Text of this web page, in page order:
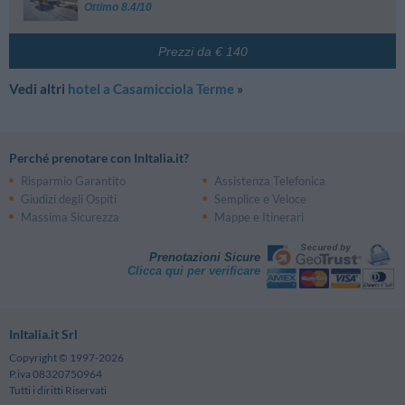
Ottimo 8.4/10
Prezzi da € 140
Vedi altri hotel a Casamicciola Terme »
Perché prenotare con InItalia.it?
Risparmio Garantito
Assistenza Telefonica
Giudizi degli Ospiti
Semplice e Veloce
Massima Sicurezza
Mappe e Itinerari
Prenotazioni Sicure
Clicca qui per verificare
InItalia.it Srl
Copyright © 1997-2026
P.iva 08320750964
Tutti i diritti Riservati